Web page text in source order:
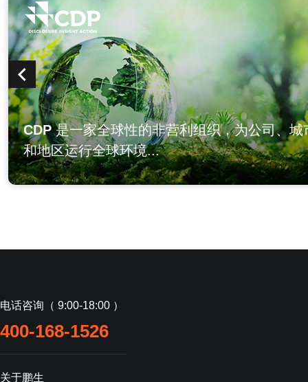
CDP是一家全球性的非营利组织，为公司、城
和地区运行全球环境...
电话咨询（ 9:00-18:00 ）
400-168-1526
关于鹏生